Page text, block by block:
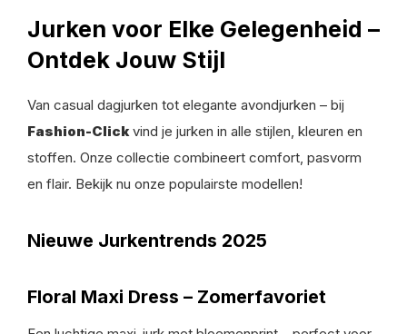
Jurken voor Elke Gelegenheid –
Ontdek Jouw Stijl
Van casual dagjurken tot elegante avondjurken – bij
Fashion-Clickvind je jurken in alle stijlen, kleuren en
stoffen. Onze collectie combineert comfort, pasvorm
en flair. Bekijk nu onze populairste modellen!
Nieuwe Jurkentrends 2025
Floral Maxi Dress – Zomerfavoriet